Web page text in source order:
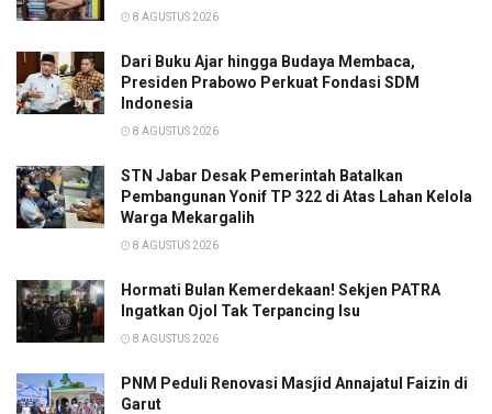
8 AGUSTUS 2026
Dari Buku Ajar hingga Budaya Membaca,
Presiden Prabowo Perkuat Fondasi SDM
Indonesia
8 AGUSTUS 2026
STN Jabar Desak Pemerintah Batalkan
Pembangunan Yonif TP 322 di Atas Lahan Kelola
Warga Mekargalih
8 AGUSTUS 2026
Hormati Bulan Kemerdekaan! Sekjen PATRA
Ingatkan Ojol Tak Terpancing Isu
8 AGUSTUS 2026
PNM Peduli Renovasi Masjid Annajatul Faizin di
Garut